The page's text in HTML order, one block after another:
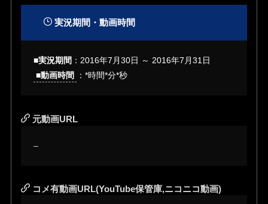
実況期間・動画時間
■実況期間 ： 2016年7月30日 ～ 2016年7月31日
■動画時間
：*時間*分*秒
元動画URL
–
コメ有動画URL(YouTube保管庫,ニコニコ動画)